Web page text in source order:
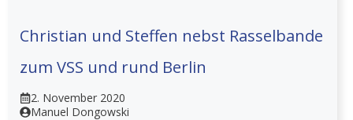
Christian und Steffen nebst Rasselbande
zum VSS und rund Berlin
2. November 2020
Manuel Dongowski